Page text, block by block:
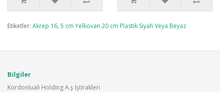
Etiketler: Akrep 16, 5 cm Yelkovan 20 cm Plastik Siyah Veya Beyaz
Bilgiler
Kordonluali Holding A.ş İştirakleri